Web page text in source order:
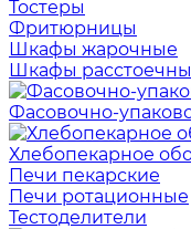
Тостеры
Фритюрницы
Шкафы жарочные
Шкафы
Фасовочно-
Хлебопекарное
Печи пекарские
Печи ротационные
Тестоделители